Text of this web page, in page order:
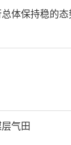
地处汉江
——“锁秦
，素有“
通商洛，
。”又是
就注定了
华。
体保持稳的
气田